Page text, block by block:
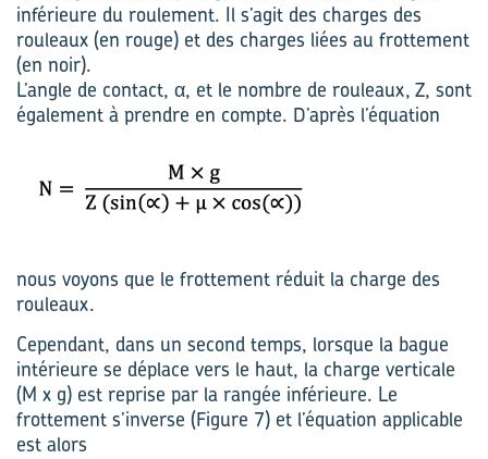
inférieure du roulement. Il s’agit des charges des
rouleaux (en rouge) et des charges liées au frottement
(en noir).
L’angle de contact, α, et le nombre de rouleaux, Z, sont
également à prendre en compte. D’après l’équation
nous voyons que le frottement réduit la charge des
rouleaux.
Cependant, dans un second temps, lorsque la bague
intérieure se déplace vers le haut, la charge verticale
(M x g) est reprise par la rangée inférieure. Le
frottement s’inverse (Figure 7) et l’équation applicable
est alors